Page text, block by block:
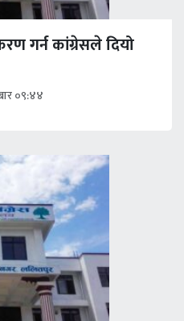
गर्न कांग्रेसले दियो
०९:४४